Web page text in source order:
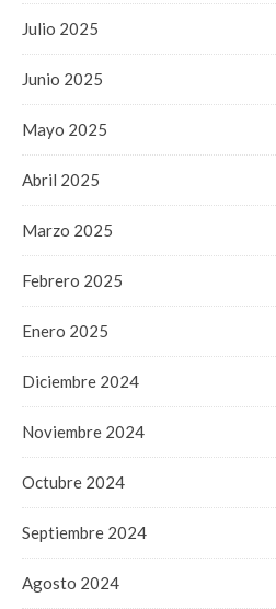
Julio 2025
Junio 2025
Mayo 2025
Abril 2025
Marzo 2025
Febrero 2025
Enero 2025
Diciembre 2024
Noviembre 2024
Octubre 2024
Septiembre 2024
Agosto 2024